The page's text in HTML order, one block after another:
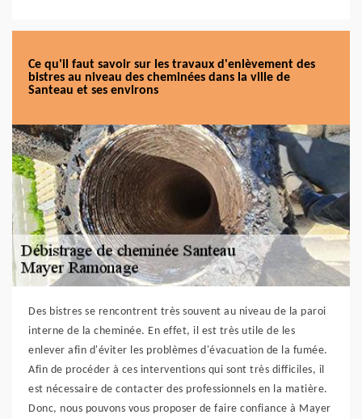
Ce qu'il faut savoir sur les travaux d'enlèvement des
bistres au niveau des cheminées dans la ville de
Santeau et ses environs
Des bistres se rencontrent très souvent au niveau de la paroi
interne de la cheminée. En effet, il est très utile de les
enlever afin d'éviter les problèmes d'évacuation de la fumée.
Afin de procéder à ces interventions qui sont très difficiles, il
est nécessaire de contacter des professionnels en la matière.
Donc, nous pouvons vous proposer de faire confiance à Mayer